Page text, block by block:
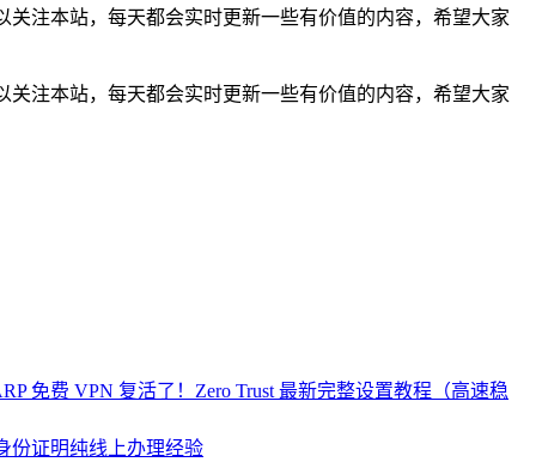
注本站，每天都会实时更新一些有价值的内容，希望大家
注本站，每天都会实时更新一些有价值的内容，希望大家
免费 VPN 复活了！Zero Trust 最新完整设置教程（高速稳
份证明纯线上办理经验